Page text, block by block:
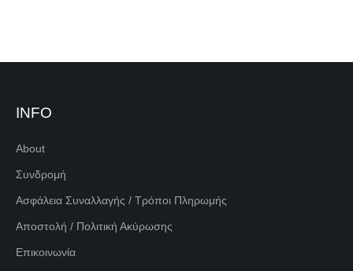
INFO
About
Συνδρομή
Ασφάλεια Συναλλαγής / Τρόποι Πληρωμής
Αποστολή / Πολιτική Ακύρωσης
Επικοινωνία